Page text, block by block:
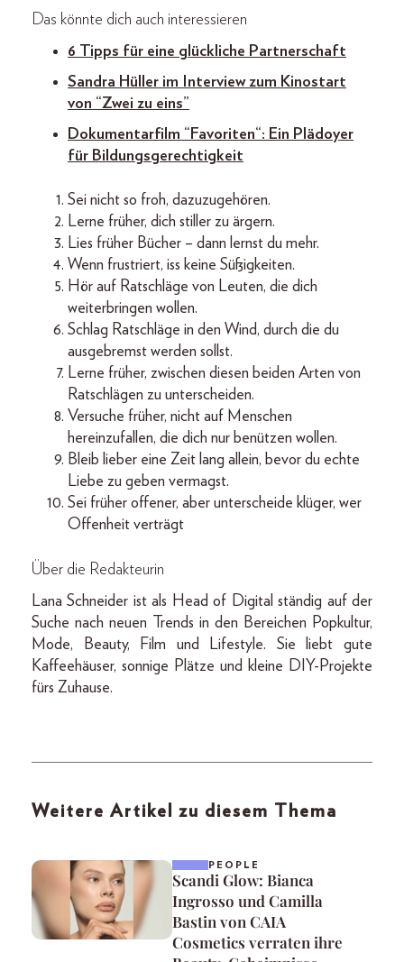
Das könnte dich auch interessieren
6 Tipps für eine glückliche Partnerschaft
Sandra Hüller im Interview zum Kinostart
von “Zwei zu eins”
Dokumentarfilm “Favoriten“: Ein Plädoyer
für Bildungsgerechtigkeit
Sei nicht so froh, dazuzugehören.
Lerne früher, dich stiller zu ärgern.
Lies früher Bücher – dann lernst du mehr.
Wenn frustriert, iss keine Süßigkeiten.
Hör auf Ratschläge von Leuten, die dich
weiterbringen wollen.
Schlag Ratschläge in den Wind, durch die du
ausgebremst werden sollst.
Lerne früher, zwischen diesen beiden Arten von
Ratschlägen zu unterscheiden.
Versuche früher, nicht auf Menschen
hereinzufallen, die dich nur benützen wollen.
Bleib lieber eine Zeit lang allein, bevor du echte
Liebe zu geben vermagst.
Sei früher offener, aber unterscheide klüger, wer
Offenheit verträgt
Über die Redakteurin
Lana Schneider ist als Head of Digital ständig auf der
Suche nach neuen Trends in den Bereichen Popkultur,
Mode, Beauty, Film und Lifestyle. Sie liebt gute
Kaffeehäuser, sonnige Plätze und kleine DIY-Projekte
fürs Zuhause.
Weitere Artikel zu diesem Thema
PEOPLE
Scandi Glow: Bianca
Ingrosso und Camilla
Bastin von CAIA
Cosmetics verraten ihre